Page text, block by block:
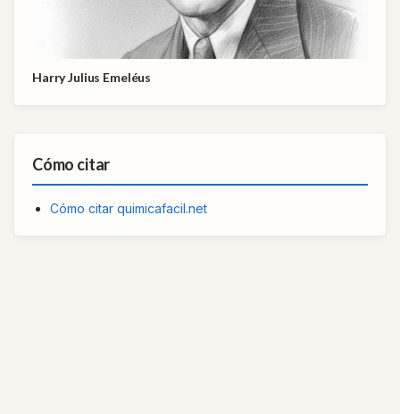
Harry Julius Emeléus
Cómo citar
Cómo citar quimicafacil.net